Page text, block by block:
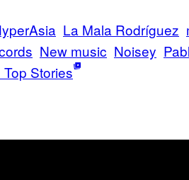
La Mala Rodríguez
New music Noisey
Stories